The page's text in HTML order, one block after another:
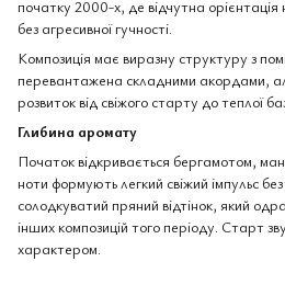
початку 2000-х, де відчутна орієнтація
без агресивної гучності.
Композиція має виразну структуру з
перевантажена складними акордами,
розвиток від свіжого старту до теплої
Глибина аромату
Початок відкривається бергамотом,
ноти формують легкий свіжий імпульс
солодкуватий пряний відтінок, який
інших композицій того періоду. Старт
характером.